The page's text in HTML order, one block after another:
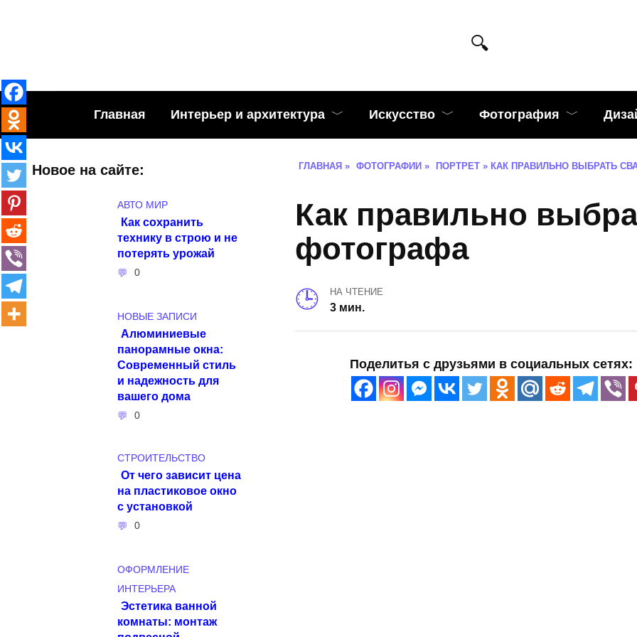
Главная Интерьер и архитектура Искусство Фотография
ГЛАВНАЯ » ФОТОГРАФИИ » ПОРТРЕТ » КАК ПРАВИЛЬНО ВЫБРАТЬ
Как правильно
фотографа
НА ЧТЕНИЕ
3 мин.
Поделитья с друзьями в социальных сетях:
Новое на сайте:
АВТО МИР
Как сохранить
технику в строю и не
потерять урожай
0
НОВЫЕ ЗАПИСИ
Алюминиевые
панорамные окна:
Современный стиль
и надежность для
вашего дома
0
СТРОИТЕЛЬСТВО
От чего зависит цена
на пластиковое окно
с установкой
0
ОФОРМЛЕНИЕ
ИНТЕРЬЕРА
Эстетика ванной
комнаты: монтаж